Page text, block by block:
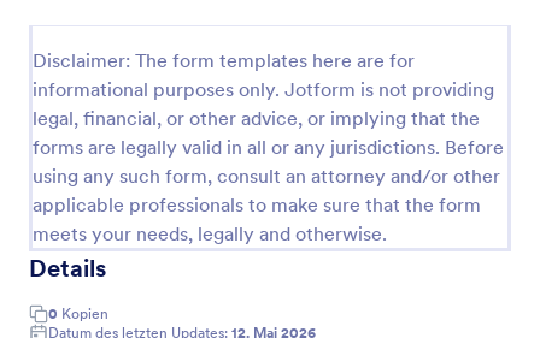
Disclaimer: The form templates here are for
informational purposes only. Jotform is not providing
legal, financial, or other advice, or implying that the
forms are legally valid in all or any jurisdictions. Before
using any such form, consult an attorney and/or other
applicable professionals to make sure that the form
meets your needs, legally and otherwise.
Details
0 Kopien
Datum des letzten Updates: 12. Mai 2026
Vorschau